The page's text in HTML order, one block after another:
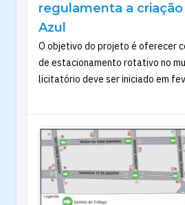
regulamenta a
Azul
O objetivo do projeto é oferecer
de estacionamento rotativo no
licitatório deve ser iniciado em